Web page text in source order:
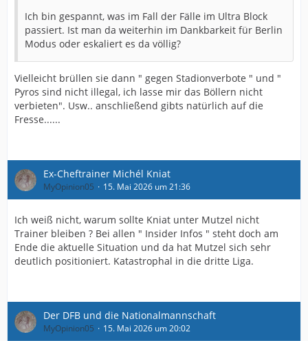
Ich bin gespannt, was im Fall der Fälle im Ultra Block
passiert. Ist man da weiterhin im Dankbarkeit für Berlin
Modus oder eskaliert es da völlig?
Vielleicht brüllen sie dann " gegen Stadionverbote " und "
Pyros sind nicht illegal, ich lasse mir das Böllern nicht
verbieten". Usw.. anschließend gibts natürlich auf die
Fresse......
Ex-Cheftrainer Michél Kniat
MyOpinion05 15. Mai 2026 um 21:36
Ich weiß nicht, warum sollte Kniat unter Mutzel nicht
Trainer bleiben ? Bei allen " Insider Infos " steht doch am
Ende die aktuelle Situation und da hat Mutzel sich sehr
deutlich positioniert. Katastrophal in die dritte Liga.
Der DFB und die Nationalmannschaft
MyOpinion05 15. Mai 2026 um 20:02